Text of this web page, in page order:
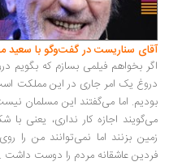
سناریست در گفت‌وگو با سعید مطلبی
بخواهم فیلمی بسازم که بگویم دروغ
یک امر جاری در این مملکت است.
اما می‌گفتند این مسلمان نیست...
اجازه کار نداری، یعنی با شکنجه
بزنند اما نمی‌توانند من را روی
عاشقانه مردم را دوست داشت ...